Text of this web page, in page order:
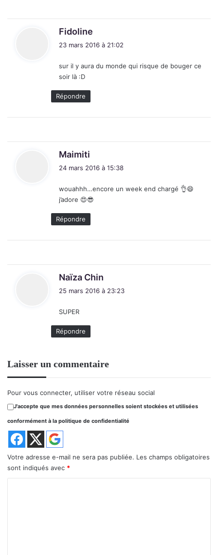
Fidoline
23 mars 2016 à 21:02
sur il y aura du monde qui risque de bouger ce
soir là :D
Répondre
Maimiti
:
24 mars 2016 à 15:38
wouahhh…encore un week end chargé 👌😄
j’adore 😍😎
Répondre
Naïza Chin
25 mars 2016 à 23:23
SUPER
Répondre
Laisser un commentaire
Pour vous connecter, utiliser votre réseau social
J'accepte que mes données personnelles soient stockées et utilisées
conformément à la politique de confidentialité
Votre adresse e-mail ne sera pas publiée. Les champs obligatoires
sont indiqués avec *